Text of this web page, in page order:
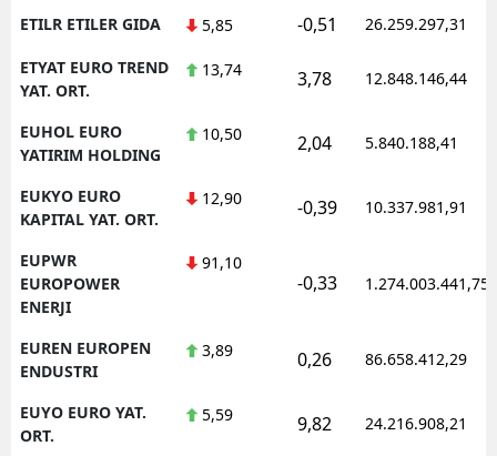
ETILR ETILER GIDA 5,85 -0,51 26.259.297,31
ETYAT EURO TREND
YAT. ORT.
13,74 3,78 12.848.146,44
EUHOL EURO
YATIRIM HOLDING
10,50 2,04 5.840.188,41
EUKYO EURO
KAPITAL YAT. ORT.
12,90 -0,39 10.337.981,91
EUPWR
EUROPOWER
ENERJI
91,10
-0,33 1.274.003.441,75
EUREN EUROPEN
ENDUSTRI
3,89 0,26 86.658.412,29
EUYO EURO YAT.
ORT.
5,59 9,82 24.216.908,21